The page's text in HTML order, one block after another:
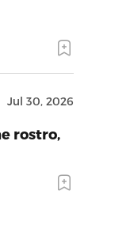
Jul 30, 2026
rostro,